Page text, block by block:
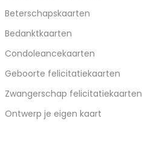
Beterschapskaarten
Bedanktkaarten
Condoleancekaarten
Geboorte felicitatiekaarten
Zwangerschap felicitatiekaarten
Ontwerp je eigen kaart